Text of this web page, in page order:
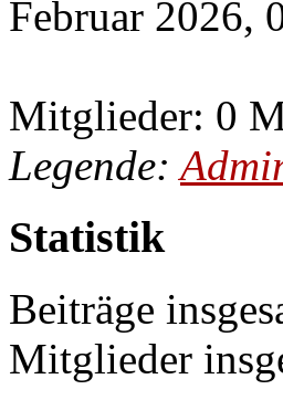
Februar 2026,
Mitglieder: 0
Legende:
Statistik
Beiträge
Mitglieder